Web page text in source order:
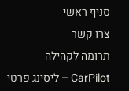
סניף ראשי
צרו קשר
תרומה לקהילה
CarPilot – ליסינג פרטי